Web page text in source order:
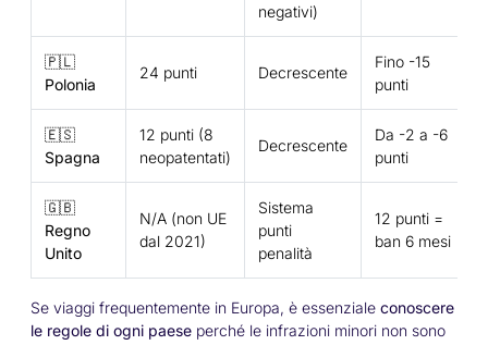
negativi)
🇵🇱
Polonia
24 punti Decrescente
Fino -15
punti
🇪🇸
Spagna
12 punti (8
neopatentati)
Decrescente
Da -2 a -6
punti
🇬🇧
Regno
Unito
N/A (non UE
dal 2021)
Sistema
punti
penalità
12 punti =
ban 6 mesi
Se viaggi frequentemente in Europa, è essenziale conoscere
le regole di ogni paese perché le infrazioni minori non sono